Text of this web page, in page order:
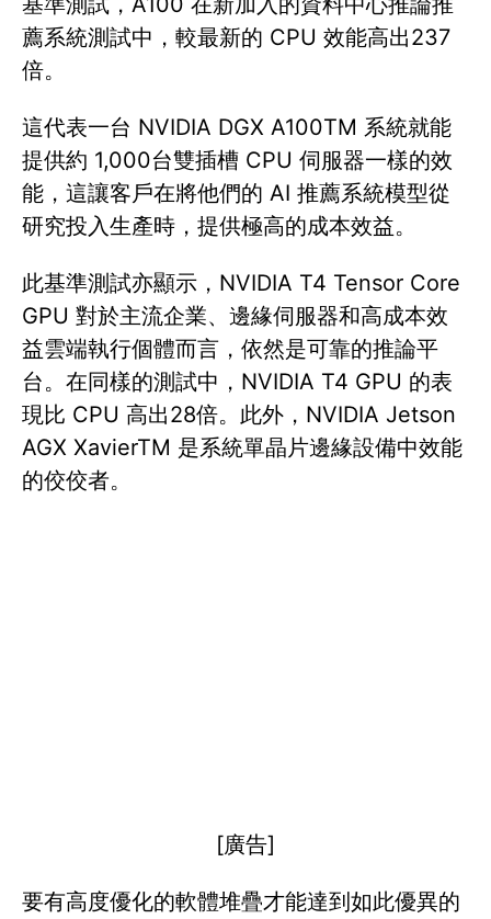
薦系統測試中，較最新的 CPU 效能高出237
倍。
這代表一台 NVIDIA DGX A100TM 系統就能
提供約 1,000台雙插槽 CPU 伺服器一樣的效
能，這讓客戶在將他們的 AI 推薦系統模型從
研究投入生產時，提供極高的成本效益。
此基準測試亦顯示，NVIDIA T4 Tensor Core
GPU 對於主流企業、邊緣伺服器和高成本效
益雲端執行個體而言，依然是可靠的推論平
台。在同樣的測試中，NVIDIA T4 GPU 的表
現比 CPU 高出28倍。此外，NVIDIA Jetson
AGX XavierTM 是系統單晶片邊緣設備中效能
的佼佼者。
[廣告]
要有高度優化的軟體堆疊才能達到如此優異的